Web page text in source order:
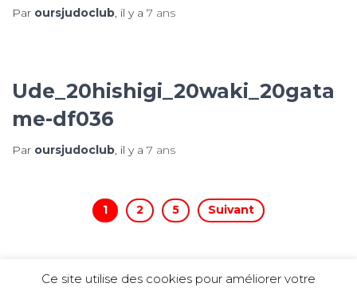
Par oursjudoclub, il y a 7 ans
Ude_20hishigi_20waki_20gata
me-df036
Par oursjudoclub, il y a 7 ans
Pagination
1 2 5 Suivant
Ce site utilise des cookies pour améliorer votre